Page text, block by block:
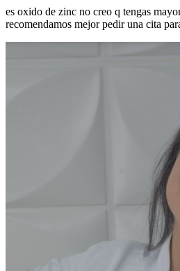
es oxido de zinc no creo q tengas
recomendamos mejor pedir una cita